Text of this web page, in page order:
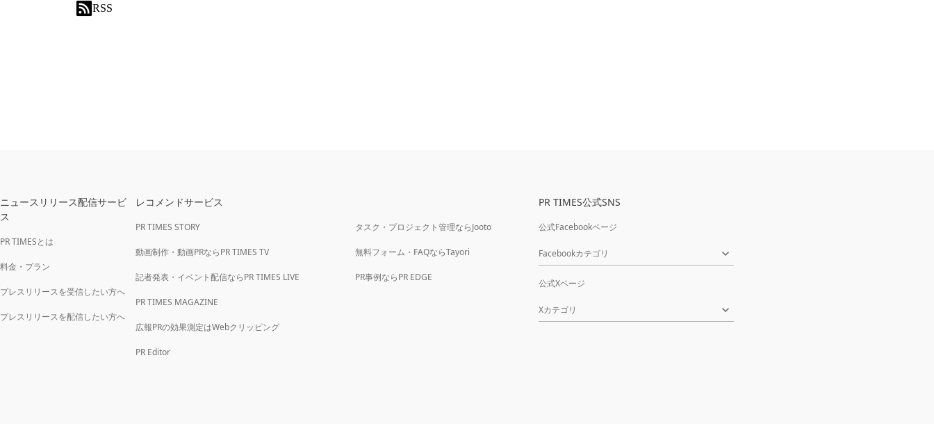
RSS
ニュースリリース配信サービ
ス
PR TIMESとは
料金・プラン
プレスリリースを受信したい方へ
プレスリリースを配信したい方へ
レコメンドサービス
PR TIMES STORY
動画制作・動画PRならPR TIMES TV
記者発表・イベント配信ならPR TIMES LIVE
PR TIMES MAGAZINE
広報PRの効果測定はWebクリッピング
PR Editor
タスク・プロジェクト管理ならJooto
無料フォーム・FAQならTayori
PR事例ならPR EDGE
PR TIMES公式SNS
公式Facebookページ
Facebookカテゴリ
公式Xページ
Xカテゴリ